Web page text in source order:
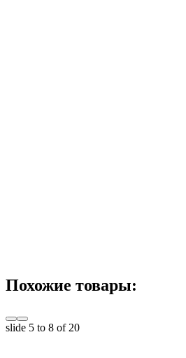
Похожие товары:
slide 5 to 8 of 20